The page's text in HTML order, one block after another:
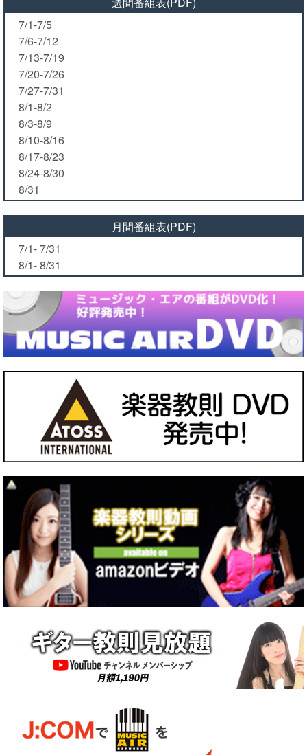
7/1-7/5
7/6-7/12
7/13-7/19
7/20-7/26
7/27-7/31
8/1-8/2
8/3-8/9
8/10-8/16
8/17-8/23
8/24-8/30
8/31
月間番組表(PDF)
7/1- 7/31
8/1- 8/31